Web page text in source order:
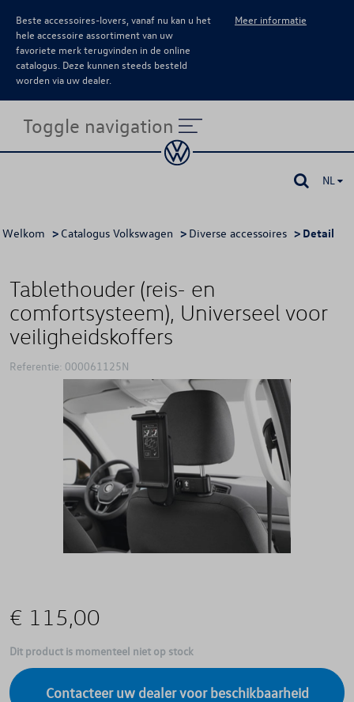
Beste accessoires-lovers, vanaf nu kan u het
hele accessoire assortiment van uw
favoriete merk terugvinden in de online
catalogus. Deze kunnen steeds besteld
worden via uw dealer.
Meer informatie
Toggle navigation
NL
Welkom > Catalogus Volkswagen > Diverse accessoires > Detail
Tablethouder (reis- en
comfortsysteem), Universeel voor
veiligheidskoffers
Referentie: 000061125N
€ 115,00
Dit product is momenteel niet op stock
Contacteer uw dealer voor beschikbaarheid